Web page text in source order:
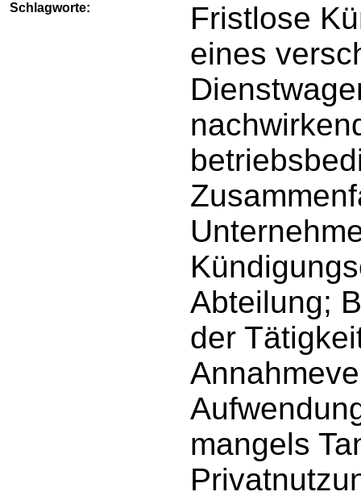
Schlagworte:
Fristlose
eines
Abteilung;
der
mangels